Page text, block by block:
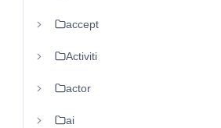
accept
Activiti
actor
ai